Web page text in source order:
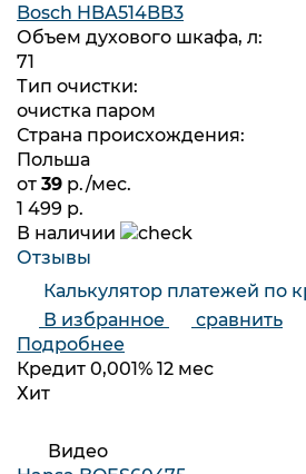
Bosch HBA514BB3
Объем духового шкафа, л:
71
Тип очистки:
очистка паром
Страна происхождения:
Польша
от 39 р./мес.
1 499 р.
В наличии
Отзывы
Калькулятор платежей по
В избранное
сравнить
Подробнее
Кредит 0,001% 12 мес
Хит
Видео